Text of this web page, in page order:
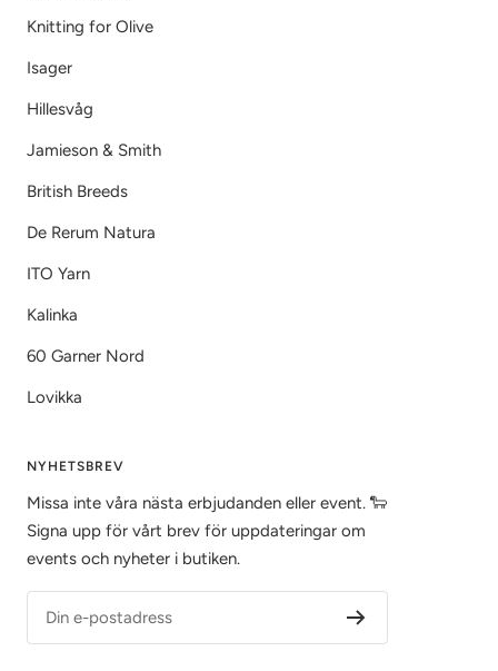
Knitting for Olive
Isager
Hillesvåg
Jamieson & Smith
British Breeds
De Rerum Natura
ITO Yarn
Kalinka
60 Garner Nord
Lovikka
NYHETSBREV
Missa inte våra nästa erbjudanden eller event. 🐑
Signa upp för vårt brev för uppdateringar om
events och nyheter i butiken.
Din e-postadress